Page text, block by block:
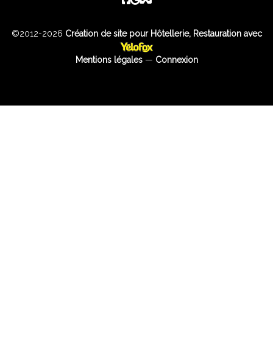
©2012-2026 Création de site pour Hôtellerie, Restauration avec
Mentions légales— Connexion